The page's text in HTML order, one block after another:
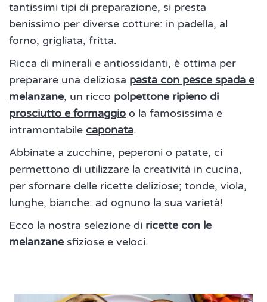
tantissimi tipi di preparazione, si presta
benissimo per diverse cotture: in padella, al
forno, grigliata, fritta.
Ricca di minerali e antiossidanti, è ottima per
preparare una deliziosa pasta con pesce spada e
melanzane, un ricco polpettone ripieno di
prosciutto e formaggio o la famosissima e
intramontabile caponata.
Abbinate a zucchine, peperoni o patate, ci
permettono di utilizzare la creatività in cucina,
per sfornare delle ricette deliziose; tonde, viola,
lunghe, bianche: ad ognuno la sua varietà!
Ecco la nostra selezione di ricette con le
melanzanesfiziose e veloci.